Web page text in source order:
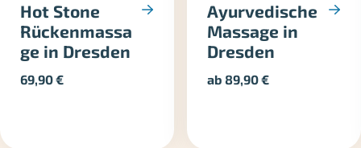
Hot Stone
Rückenmassa
ge in Dresden
69,90€
Ayurvedische
Massage in
Dresden
ab89,90€